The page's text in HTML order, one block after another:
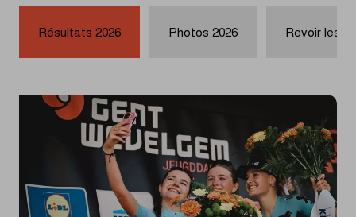
Résultats 2026 Photos 2026 Revoir les